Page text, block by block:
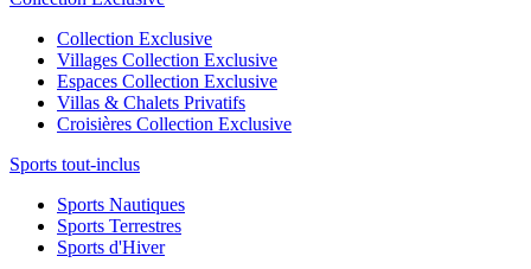
Collection Exclusive
Villages Collection Exclusive
Espaces Collection Exclusive
Villas & Chalets Privatifs
Croisières Collection Exclusive
Sports tout-inclus
Sports Nautiques
Sports Terrestres
Sports d'Hiver